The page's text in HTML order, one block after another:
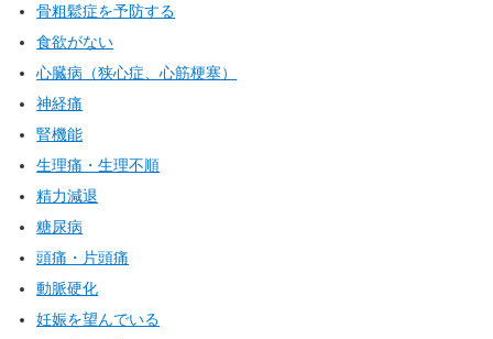
骨粗鬆症を予防する
食欲がない
心臓病（狭心症、心筋梗塞）
神経痛
腎機能
生理痛・生理不順
精力減退
糖尿病
頭痛・片頭痛
動脈硬化
妊娠を望んでいる